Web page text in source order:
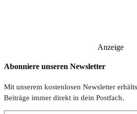
Anzeige
Abonniere unseren Newsletter
Mit unserem kostenlosen Newsletter
Beiträge immer direkt in dein Postfach.